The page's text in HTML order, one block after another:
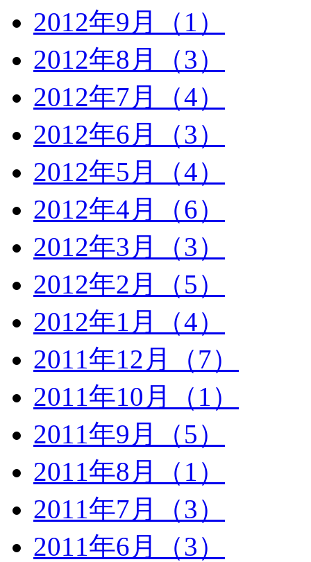
2012年9月（1）
2012年8月（3）
2012年7月（4）
2012年6月（3）
2012年5月（4）
2012年4月（6）
2012年3月（3）
2012年2月（5）
2012年1月（4）
2011年12月（7）
2011年10月（1）
2011年9月（5）
2011年8月（1）
2011年7月（3）
2011年6月（3）